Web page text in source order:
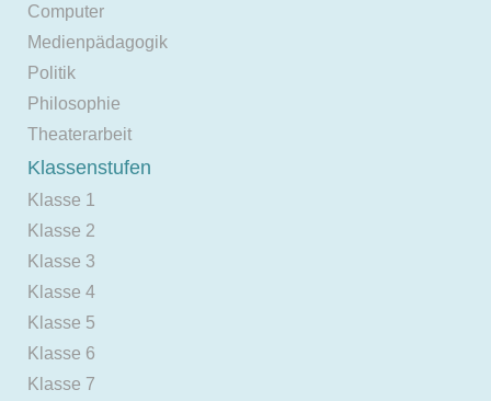
Computer
Medienpädagogik
Politik
Philosophie
Theaterarbeit
Klassenstufen
Klasse 1
Klasse 2
Klasse 3
Klasse 4
Klasse 5
Klasse 6
Klasse 7